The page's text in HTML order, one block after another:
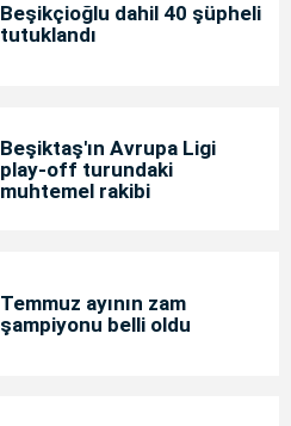
Beşikçioğlu dahil 40 şüpheli
tutuklandı
Beşiktaş'ın Avrupa Ligi
play-off turundaki
muhtemel rakibi
Temmuz ayının zam
şampiyonu belli oldu